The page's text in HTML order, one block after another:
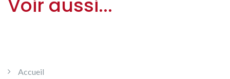
Voir aussi...
Accueil